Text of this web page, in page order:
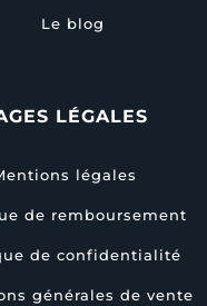
Le blog
LÉGALES
légales
de remboursement
de confidentialité
générales de vente